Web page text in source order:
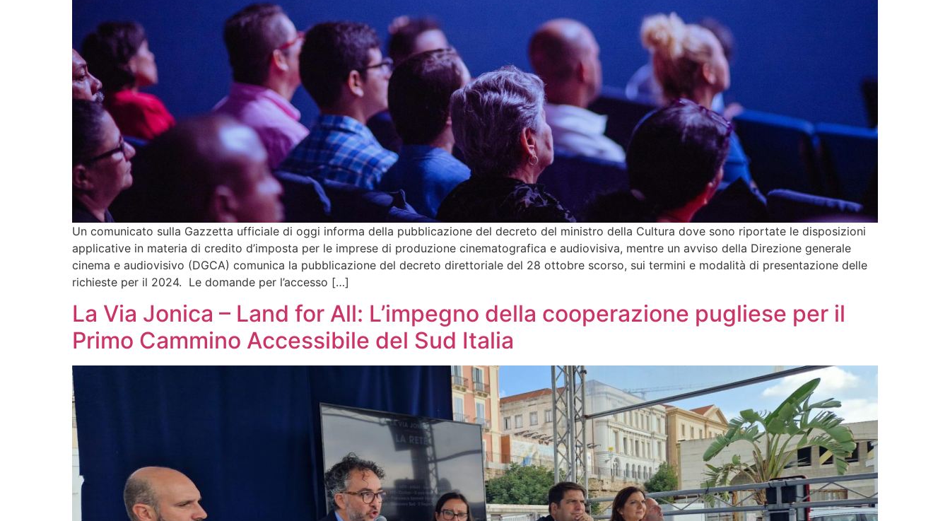
Un comunicato sulla Gazzetta ufficiale di oggi informa della pubblicazione del decreto del ministro della Cultura dove sono riportate le disposizioni
applicative in materia di credito d’imposta per le imprese di produzione cinematografica e audiovisiva, mentre un avviso della Direzione generale
cinema e audiovisivo (DGCA) comunica la pubblicazione del decreto direttoriale del 28 ottobre scorso, sui termini e modalità di presentazione delle
richieste per il 2024. Le domande per l’accesso […]
La Via Jonica – Land for All: L’impegno della cooperazione pugliese per il
Primo Cammino Accessibile del Sud Italia